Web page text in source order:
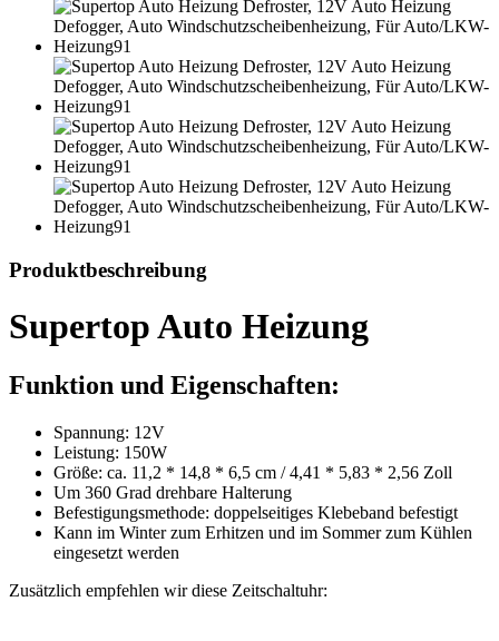
Produktbeschreibung
Supertop Auto Heizung
Funktion und Eigenschaften:
Spannung: 12V
Leistung: 150W
Größe: ca. 11,2 * 14,8 * 6,5 cm / 4,41 * 5,83 * 2,56 Zoll
Um 360 Grad drehbare Halterung
Befestigungsmethode: doppelseitiges Klebeband befestigt
Kann im Winter zum Erhitzen und im Sommer zum Kühlen
eingesetzt werden
Zusätzlich empfehlen wir diese Zeitschaltuhr: